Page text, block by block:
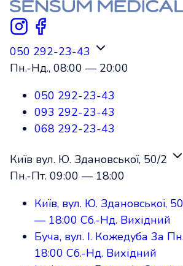
050 292-23-43
Пн.-Нд., 08:00 — 20:00
050 292-23-43
093 292-23-43
068 292-23-43
Київ вул. Ю. Здановської, 50/2
Пн.-Пт. 09:00 — 18:00
Київ, вул. Ю. Здановської,
— 18:00 Сб.-Нд. Вихідний
Буча, вул. І. Кожедуба 3а
18:00 Сб.-Нд. Вихідний